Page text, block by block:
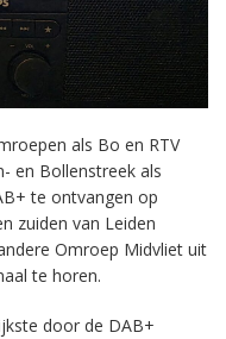
als Bo en RTV
en Bollenstreek als
te ontvangen op
zuiden van Leiden
Omroep Midvliet uit
te horen.
door de DAB+